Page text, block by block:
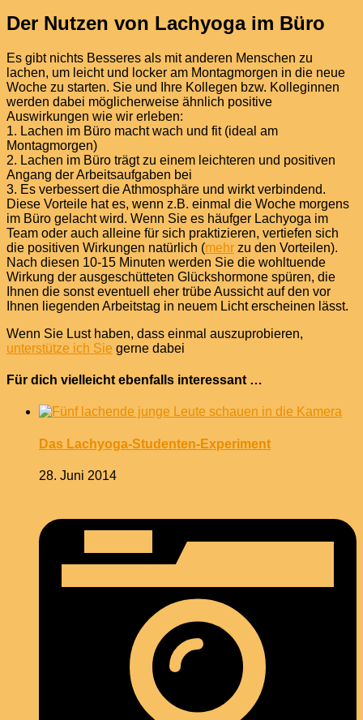
Der Nutzen von Lachyoga im Büro
Es gibt nichts Besseres als mit anderen Menschen zu
lachen, um leicht und locker am Montagmorgen in die neue
Woche zu starten. Sie und Ihre Kollegen bzw. Kolleginnen
werden dabei möglicherweise ähnlich positive
Auswirkungen wie wir erleben:
1. Lachen im Büro macht wach und fit (ideal am
Montagmorgen)
2. Lachen im Büro trägt zu einem leichteren und positiven
Angang der Arbeitsaufgaben bei
3. Es verbessert die Athmosphäre und wirkt verbindend.
Diese Vorteile hat es, wenn z.B. einmal die Woche morgens
im Büro gelacht wird. Wenn Sie es häufger Lachyoga im
Team oder auch alleine für sich praktizieren, vertiefen sich
die positiven Wirkungen natürlich (mehr zu den Vorteilen).
Nach diesen 10-15 Minuten werden Sie die wohltuende
Wirkung der ausgeschütteten Glückshormone spüren, die
Ihnen die sonst eventuell eher trübe Aussicht auf den vor
Ihnen liegenden Arbeitstag in neuem Licht erscheinen lässt.
Wenn Sie Lust haben, dass einmal auszuprobieren,
unterstütze ich Sie gerne dabei
Für dich vielleicht ebenfalls interessant …
Das Lachyoga-Studenten-Experiment
28. Juni 2014